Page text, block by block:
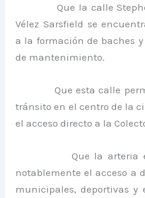
Que la calle
Vélez Sarsfield se
a la formación de baches
de mantenimiento.
Que esta calle
tránsito en el centro de la
el acceso directo a la
Que la arteria en
notablemente el acceso a
municipales, deportivas y